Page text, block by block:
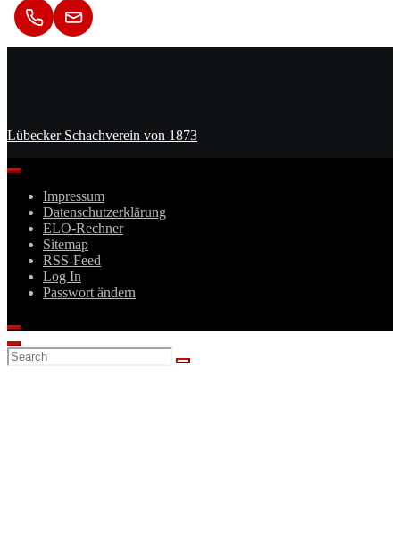
Lübecker Schachverein von 1873
Impressum
Datenschutzerklärung
ELO-Rechner
Sitemap
RSS-Feed
Log In
Passwort ändern